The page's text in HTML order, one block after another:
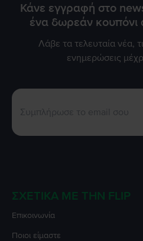
Κάνε εγγραφή στο
ένα δωρεάν
Λάβε τα τελευταία νέα,
ενημερώσεις
ΣΧΕΤΙΚΆ ΜΕ ΤΗΝ FLIP
Επικοινωνία
Ποιοι είμαστε